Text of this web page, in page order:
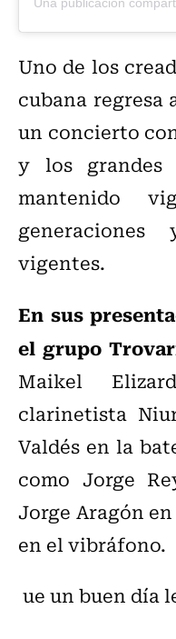
Uno de los
cubana regresa
un concierto
y los grandes
mantenido
vigentes.
En sus
el grupo
Maikel
clarinetista
Valdés en la
como Jorge
Jorge Aragón
en el vibráfono.
ue un buen día